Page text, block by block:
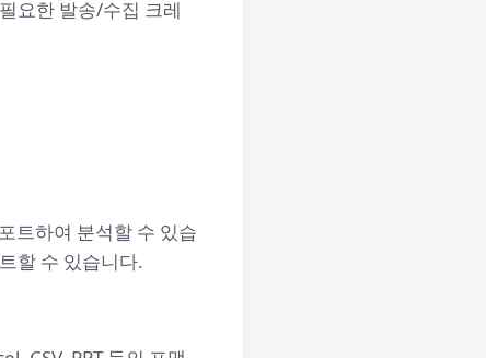
요한 발송/수집 크레
트하여 분석할 수 있습
할 수 있습니다.